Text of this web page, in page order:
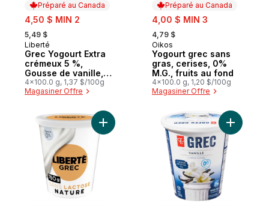
Préparé au Canada
sale:
4,50 $ MIN 2
, formerly:
5,49 $
Préparé au Canada
Liberté
Grec Yogourt Extra
crémeux 5 %,
Gousse de vanille,
Teneur élevée en
protéines
4x100.0 g, 1,37 $/100g
Magasiner Offre
Préparé au Canada
sale:
4,00 $ MIN 3
, formerly:
4,79 $
Préparé au Canada
Oikos
Yogourt grec sans
gras, cerises, 0%
M.G., fruits au fond
4x100.0 g, 1,20 $/100g
Magasiner Offre
Ajouter Grec Yogourt 0 % Sans lactose,
Ajouter